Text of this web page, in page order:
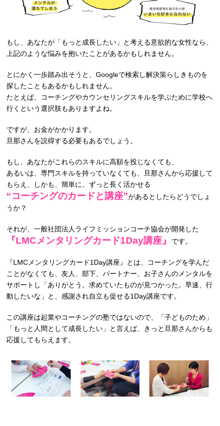
もし、あなたが「もっと成長したい」と考える意欲的な女性なら、
上記のような悩みを抱いたことがあるかもしれません。
とにかく一歩踏み出そうと、Googleで検索し解決策らしきものを
探したこともあるかもしれません。
たとえば、コーチングやカウンセリングスキルを学ぶために学校へ
行くという選択肢もありますよね。
ですが、お金がかかります。
旦那さんを説得する必要もあるでしょう。
もし、あなたがこれらのスキルに高額を投じなくても、
あるいは、専門スキルを持っていなくても、旦那さんから応援して
もらえ、しかも、簡単に、ずっと長く活かせる
“コーチングのカードと講座”があるとしたらどうでしょ
うか？
それが、一般社団法人ライフミッションコーチ協会が開発した
『LMCメンタリングカード1Day講座』 です。
『LMCメンタリングカード1Day講座』とは、コーチングを学んだ
ことがなくても、友人、部下、パートナー、お子さんのメンタルを
サポートし「ありがとう。求めていたものが見つかった。早速、行
動したいな」と、感謝され自立も促せる1Day講座です。
この講座は起業やコーチングの塾ではないので、「子どものため」
「もっと人間として成長したい」と言えば、きっと旦那さんからも
応援してもらえます。